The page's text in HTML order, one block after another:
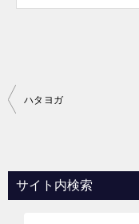
投
ビ
ゲ
ハタヨガ
サイト内検索